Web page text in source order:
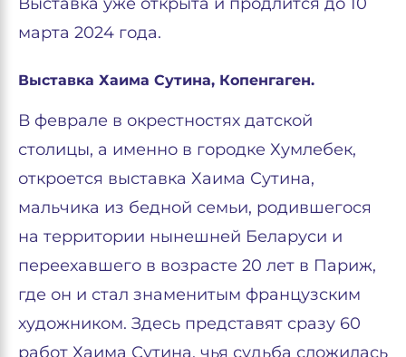
марта 2024 года.
Выставка Хаима Сутина, Копенгаген.
В феврале в окрестностях датской
столицы, а именно в городке Хумлебек,
откроется выставка Хаима Сутина,
мальчика из бедной семьи, родившегося
на территории нынешней Беларуси и
переехавшего в возрасте 20 лет в Париж,
где он и стал знаменитым французским
художником. Здесь представят сразу 60
работ Хаима Сутина, чья судьба сложилась